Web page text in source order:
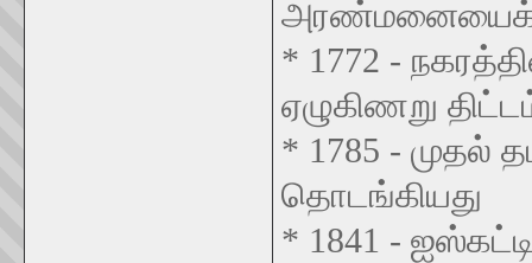
அரண்மனையைக்
* 1772 -
ஏழுகிணறு
* 1785 - முதல்
தொடங்கியது
* 1841 -